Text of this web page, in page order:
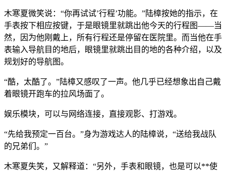
木寒夏微笑说：“你再试试’行程’功能。”陆樟按她的指示，在
手表按下相应按键，于是眼镜里就跳出他今天的行程图——当
然，因为他刚戴上，所有行程还是停留在医院里。而当他在手
表输入导航目的地后，眼镜里就跳出目的地的各种介绍，以及
规划好的导航图。
“酷，太酷了。”陆樟又感叹了一声。他几乎已经想象出自己戴
着眼镜开跑车的拉风场面了。
娱乐模块，可以与网络连接，直接观影、打游戏。
“先给我预定一百台。”身为游戏达人的陆樟说，“送给我战队
的兄弟们。”
木寒夏失笑，又解释道：“另外，手表和眼镜，也是可以**使